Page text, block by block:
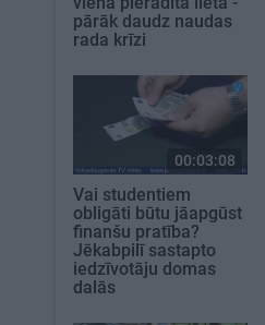
pārāk daudz naudas
rada krīzi
00:03:08
Vai studentiem
obligāti būtu jāapgūst
finanšu pratība?
Jēkabpilī sastapto
iedzīvotāju domas
dalās